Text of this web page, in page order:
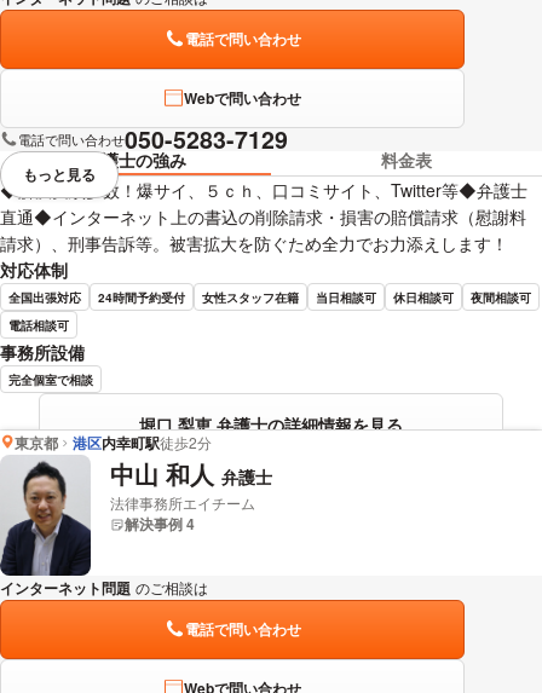
電話で問い合わせ
Webで問い合わせ
電話で問い合わせ050-5283-7129
弁護士の強み
料金表
◆解決実績多数！爆サイ、５ｃｈ、口コミサイト、Twitter等◆弁護士
直通◆インターネット上の書込の削除請求・損害の賠償請求（慰謝料
請求）、刑事告訴等。被害拡大を防ぐため全力でお力添えします！
対応体制
全国出張対応 24時間予約受付 女性スタッフ在籍 当日相談可 休日相談可
夜間相談可
電話相談可
事務所設備
完全個室で相談
堀口 梨恵 弁護士の詳細情報を見る
視覚的に省略されている要素を
もっと見る
東京都 港区内幸町駅徒歩2分
中山 和人 弁護士
法律事務所エイチーム
解決事例 4
インターネット問題 のご相談は
電話で問い合わせ
Webで問い合わせ